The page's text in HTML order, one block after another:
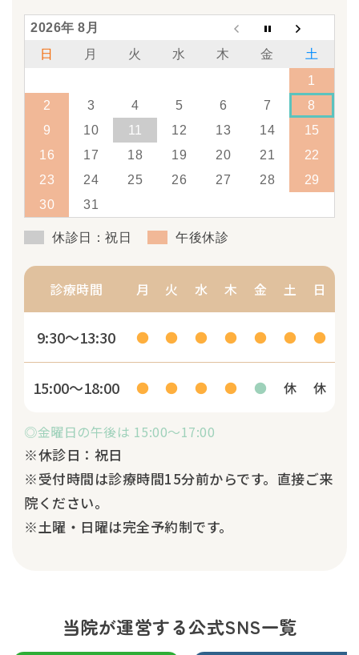
2026年 8月
日
月 火 水 木 金
土
1
2
3 4 5 6 7
8
9
10 11 12 13 14
15
16
17 18 19 20 21
22
23
24 25 26 27 28
29
30
31
休診日：祝日 午後休診
診療時間 月 火 水 木 金 土 日
9:30～13:30 ● ● ● ● ● ● ●
15:00～18:00 ● ● ● ● ● 休 休
◎金曜日の午後は 15:00～17:00
※休診日：祝日
※受付時間は診療時間15分前からです。直接ご来
院ください。
※土曜・日曜は完全予約制です。
当院が運営する公式SNS一覧